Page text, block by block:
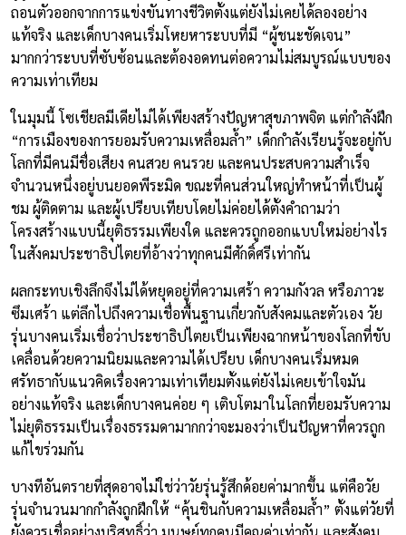
ถอนตัวออกจากการแข่งขันทางชีวิตตั้งแต่ยังไม่เคยได้ลองอย่าง
แท้จริง และเด็กบางคนเริ่มโหยหาระบบที่มี “ผู้ชนะชัดเจน”
มากกว่าระบบที่ซับซ้อนและต้องอดทนต่อความไม่สมบูรณ์แบบของ
ความเท่าเทียม
ในมุมนี้ โซเชียลมีเดียไม่ได้เพียงสร้างปัญหาสุขภาพจิต แต่กำลังฝึก
“การเมืองของการยอมรับความเหลื่อมล้ำ” เด็กกำลังเรียนรู้จะอยู่กับ
โลกที่มีคนมีชื่อเสียง คนสวย คนรวย และคนประสบความสำเร็จ
จำนวนหนึ่งอยู่บนยอดพีระมิด ขณะที่คนส่วนใหญ่ทำหน้าที่เป็นผู้
ชม ผู้ติดตาม และผู้เปรียบเทียบโดยไม่ค่อยได้ตั้งคำถามว่า
โครงสร้างแบบนี้ยุติธรรมเพียงใด และควรถูกออกแบบใหม่อย่างไร
ในสังคมประชาธิปไตยที่อ้างว่าทุกคนมีศักดิ์ศรีเท่ากัน
ผลกระทบเชิงลึกจึงไม่ได้หยุดอยู่ที่ความเศร้า ความกังวล หรือภาวะ
ซึมเศร้า แต่ลึกไปถึงความเชื่อพื้นฐานเกี่ยวกับสังคมและตัวเอง วัย
รุ่นบางคนเริ่มเชื่อว่าประชาธิปไตยเป็นเพียงฉากหน้าของโลกที่ขับ
เคลื่อนด้วยความนิยมและความได้เปรียบ เด็กบางคนเริ่มหมด
ศรัทธากับแนวคิดเรื่องความเท่าเทียมตั้งแต่ยังไม่เคยเข้าใจมัน
อย่างแท้จริง และเด็กบางคนค่อย ๆ เติบโตมาในโลกที่ยอมรับความ
ไม่ยุติธรรมเป็นเรื่องธรรมดามากกว่าจะมองว่าเป็นปัญหาที่ควรถูก
แก้ไขร่วมกัน
บางทีอันตรายที่สุดอาจไม่ใช่ว่าวัยรุ่นรู้สึกด้อยค่ามากขึ้น แต่คือวัย
รุ่นจำนวนมากกำลังถูกฝึกให้ “คุ้นชินกับความเหลื่อมล้ำ” ตั้งแต่วัยที่